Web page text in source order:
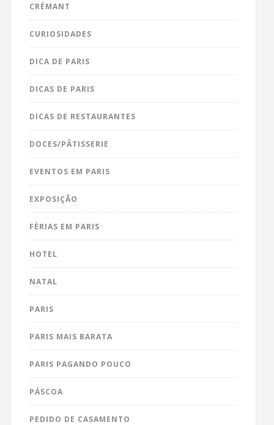
CRÉMANT
CURIOSIDADES
DICA DE PARIS
DICAS DE PARIS
DICAS DE RESTAURANTES
DOCES/PÂTISSERIE
EVENTOS EM PARIS
EXPOSIÇÃO
FÉRIAS EM PARIS
HOTEL
NATAL
PARIS
PARIS MAIS BARATA
PARIS PAGANDO POUCO
PÁSCOA
PEDIDO DE CASAMENTO